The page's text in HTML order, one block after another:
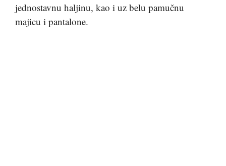
jednostavnu haljinu, kao i uz belu pamučnu
majicu i pantalone.